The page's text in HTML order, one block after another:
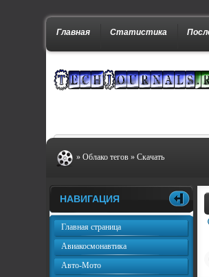
Главная Статистика
»Облако тегов » Скачать
НАВИГАЦИЯ
Главная страница
Авиакосмонавтика
Авто-Мото